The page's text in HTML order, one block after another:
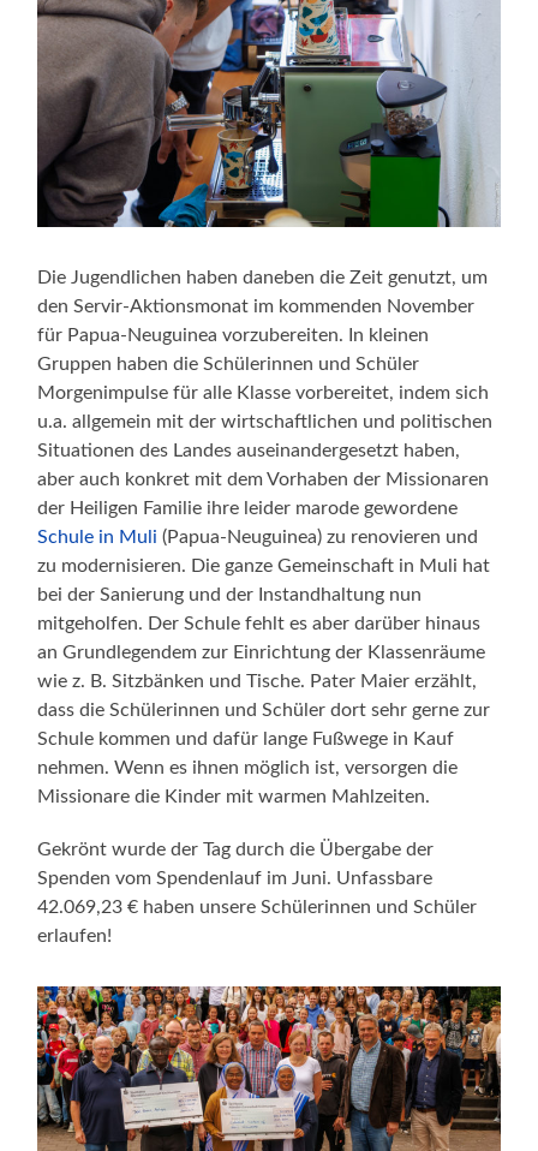
Die Jugendlichen haben daneben die Zeit genutzt, um
den Servir-Aktionsmonat im kommenden November
für Papua-Neuguinea vorzubereiten. In kleinen
Gruppen haben die Schülerinnen und Schüler
Morgenimpulse für alle Klasse vorbereitet, indem sich
u.a. allgemein mit der wirtschaftlichen und politischen
Situationen des Landes auseinandergesetzt haben,
aber auch konkret mit dem Vorhaben der Missionaren
der Heiligen Familie ihre leider marode gewordene
Schule in Muli(Papua-Neuguinea) zu renovieren und
zu modernisieren. Die ganze Gemeinschaft in Muli hat
bei der Sanierung und der Instandhaltung nun
mitgeholfen. Der Schule fehlt es aber darüber hinaus
an Grundlegendem zur Einrichtung der Klassenräume
wie z. B. Sitzbänken und Tische. Pater Maier erzählt,
dass die Schülerinnen und Schüler dort sehr gerne zur
Schule kommen und dafür lange Fußwege in Kauf
nehmen. Wenn es ihnen möglich ist, versorgen die
Missionare die Kinder mit warmen Mahlzeiten.
Gekrönt wurde der Tag durch die Übergabe der
Spenden vom Spendenlauf im Juni. Unfassbare
42.069,23 € haben unsere Schülerinnen und Schüler
erlaufen!